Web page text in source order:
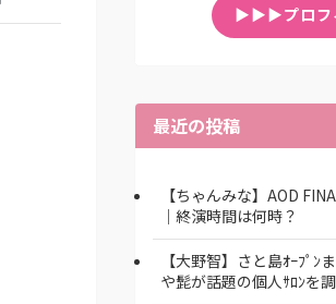
▶▶▶プロフ
最近の投稿
【ちゃんみな】AOD
｜終演時間は何時？
【大野智】さと島ｵｰﾌﾟﾝ
や髭が話題の個人ｻﾛﾝを